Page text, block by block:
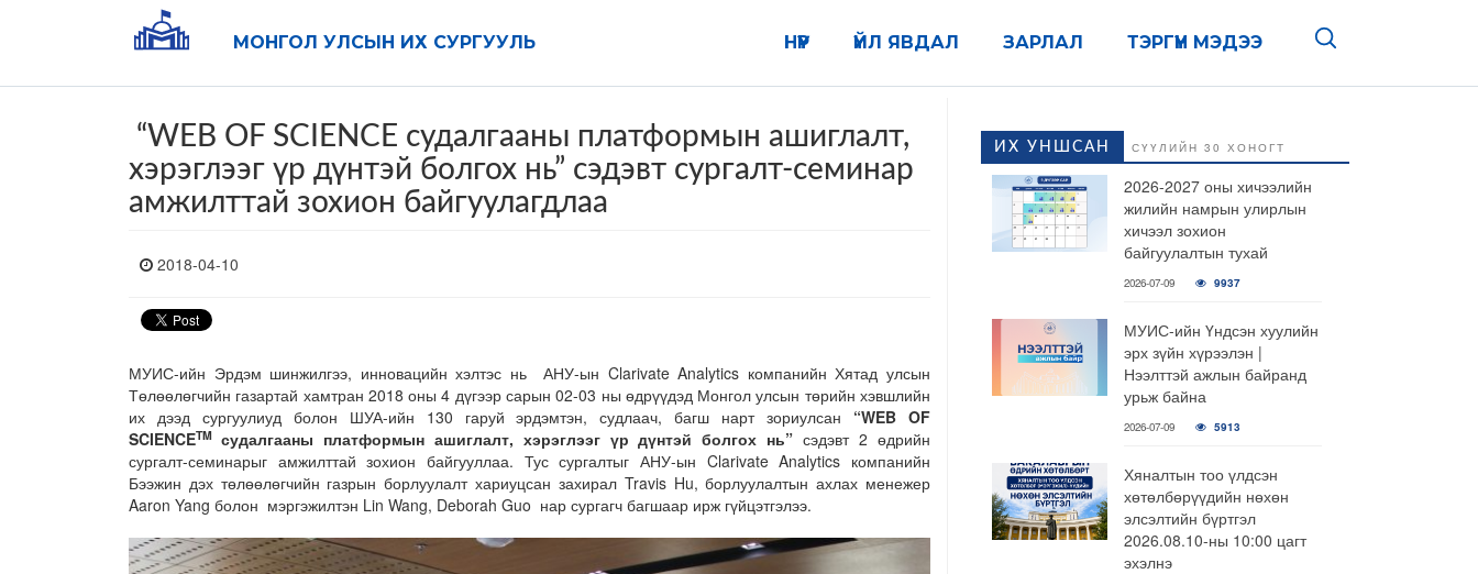
МОНГОЛ УЛСЫН ИХ СУРГУУЛЬ ТЭРГҮҮН МЭДЭЭ
ЗАРЛАЛ
ҮЙЛ ЯВДАЛ
НҮҮР
“WEB OF SCIENCE судалгааны платформын ашиглалт,
хэрэглээг үр дүнтэй болгох нь” сэдэвт сургалт-семинар
амжилттай зохион байгуулагдлаа
2018-04-10
МУИС-ийн Эрдэм шинжилгээ, инновацийн хэлтэс нь АНУ-ын Clarivate Analytics компанийн Хятад улсын
Төлөөлөгчийн газартай хамтран 2018 оны 4 дүгээр сарын 02-03 ны өдрүүдэд Монгол улсын төрийн хэвшлийн
их дээд сургуулиуд болон ШУА-ийн 130 гаруй эрдэмтэн, судлаач, багш нарт зориулсан “WEB OF
SCIENCETM судалгааны платформын ашиглалт, хэрэглээг үр дүнтэй болгох нь” сэдэвт 2 өдрийн
сургалт-семинарыг амжилттай зохион байгууллаа. Тус сургалтыг АНУ-ын Clarivate Analytics компанийн
Бээжин дэх төлөөлөгчийн газрын борлуулалт хариуцсан захирал Travis Hu, борлуулалтын ахлах менежер
Aaron Yang болон мэргэжилтэн Lin Wang, Deborah Guo нар сургагч багшаар ирж гүйцэтгэлээ.
ИХ УНШСАН СҮҮЛИЙН 30 ХОНОГТ
2026-2027 оны хичээлийн
жилийн намрын улирлын
хичээл зохион
байгуулалтын тухай
2026-07-09 9937
МУИС-ийн Үндсэн хуулийн
эрх зүйн хүрээлэн |
Нээлттэй ажлын байранд
урьж байна
2026-07-09 5913
Хяналтын тоо үлдсэн
хөтөлбөрүүдийн нөхөн
элсэлтийн бүртгэл
2026.08.10-ны 10:00 цагт
эхэлнэ